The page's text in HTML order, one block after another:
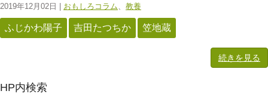
2019年12月02日 | おもしろコラム 教養
ふじかわ陽子 吉田たつちか 笠地蔵
続きを見る
HP内検索